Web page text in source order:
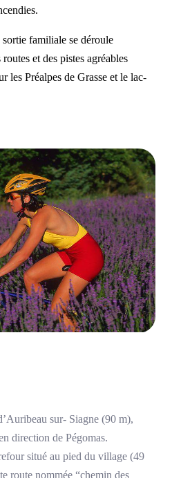
familiale se déroule
et des pistes agréables
les Préalpes de Grasse et le lac-
sur- Siagne (90 m),
direction de Pégomas.
situé au pied du village (49
route nommée “chemin des